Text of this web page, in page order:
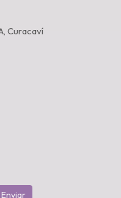
Curacaví
Enviar